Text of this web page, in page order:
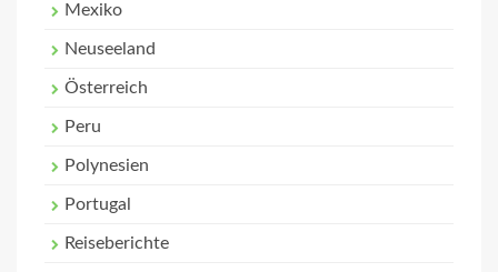
Mexiko
Neuseeland
Österreich
Peru
Polynesien
Portugal
Reiseberichte